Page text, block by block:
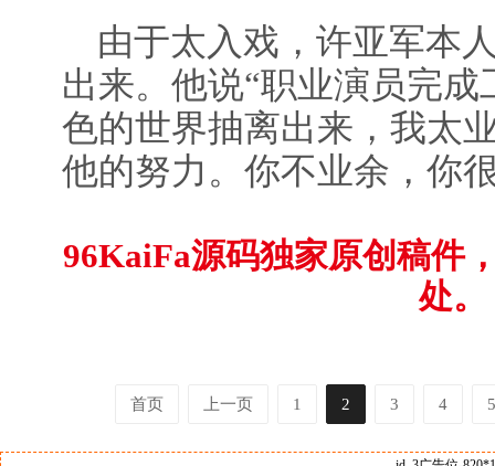
由于太入戏，许亚军本
出来。他说“职业演员完
色的世界抽离出来，我太
他的努力。你不业余，你
96KaiFa源码独家原创稿件
处。
首页 上一页 1 2 3 4 5